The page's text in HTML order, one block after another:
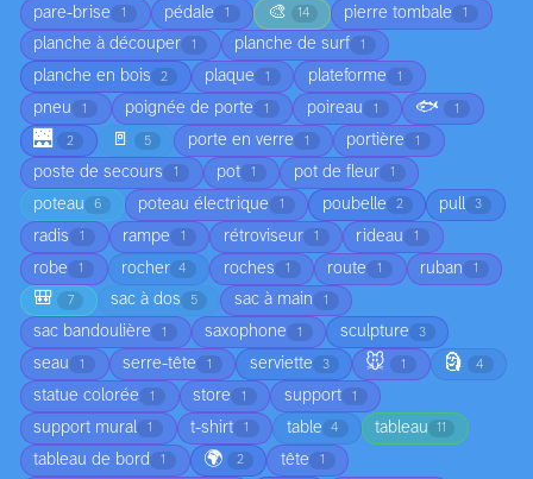
pare-brise 1 pédale 1 🎨 14 pierre tombale 1
planche à découper 1 planche de surf 1
planche en bois 2 plaque 1 plateforme 1
pneu 1 poignée de porte 1 poireau 1 🐟 1
🌉 2 🚪 5 porte en verre 1 portière 1
poste de secours 1 pot 1 pot de fleur 1
poteau 6 poteau électrique 1 poubelle 2 pull 3
radis 1 rampe 1 rétroviseur 1 rideau 1
robe 1 rocher 4 roches 1 route 1 ruban 1
🎒 7 sac à dos 5 sac à main 1
sac bandoulière 1 saxophone 1 sculpture 3
seau 1 serre-tête 1 serviette 3 🐭 1 🗿 4
statue colorée 1 store 1 support 1
support mural 1 t-shirt 1 table 4 tableau 11
tableau de bord 1 🌍 2 tête 1